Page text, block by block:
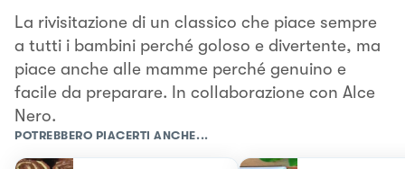
La rivisitazione di un classico che piace sempre
a tutti i bambini perché goloso e divertente, ma
piace anche alle mamme perché genuino e
facile da preparare. In collaborazione con Alce
Nero.
POTREBBERO PIACERTI ANCHE...